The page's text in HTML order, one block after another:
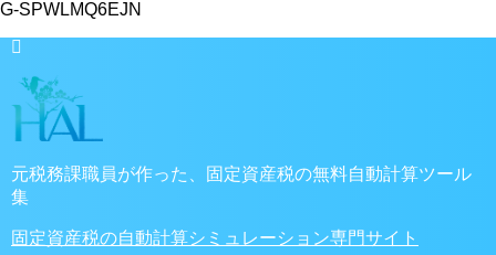
G-SPWLMQ6EJN
元税務課職員が作った、固定資産税の無料自動計算ツール
集
固定資産税の自動計算シミュレーション専門サイト